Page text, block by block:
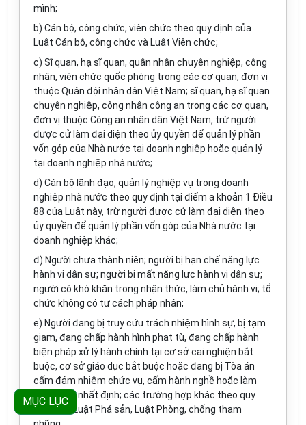
mình;
b) Cán bộ, công chức, viên chức theo quy định của
Luật Cán bộ, công chức và Luật Viên chức;
c) Sĩ quan, hạ sĩ quan, quân nhân chuyên nghiệp, công
nhân, viên chức quốc phòng trong các cơ quan, đơn vị
thuộc Quân đội nhân dân Việt Nam; sĩ quan, hạ sĩ quan
chuyên nghiệp, công nhân công an trong các cơ quan,
đơn vị thuộc Công an nhân dân Việt Nam, trừ người
được cử làm đại diện theo ủy quyền để quản lý phần
vốn góp của Nhà nước tại doanh nghiệp hoặc quản lý
tại doanh nghiệp nhà nước;
d) Cán bộ lãnh đạo, quản lý nghiệp vụ trong doanh
nghiệp nhà nước theo quy định tại điểm a khoản 1 Điều
88 của Luật này, trừ người được cử làm đại diện theo
ủy quyền để quản lý phần vốn góp của Nhà nước tại
doanh nghiệp khác;
đ) Người chưa thành niên; người bị hạn chế năng lực
hành vi dân sự; người bị mất năng lực hành vi dân sự;
người có khó khăn trong nhận thức, làm chủ hành vi; tổ
chức không có tư cách pháp nhân;
e) Người đang bị truy cứu trách nhiệm hình sự, bị tạm
giam, đang chấp hành hình phạt tù, đang chấp hành
biện pháp xử lý hành chính tại cơ sở cai nghiện bắt
buộc, cơ sở giáo dục bắt buộc hoặc đang bị Tòa án
cấm đảm nhiệm chức vụ, cấm hành nghề hoặc làm
công việc nhất định; các trường hợp khác theo quy
định của Luật Phá sản, Luật Phòng, chống tham
MỤC LỤC